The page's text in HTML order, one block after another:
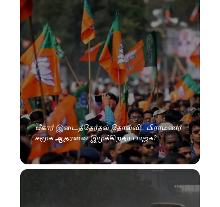
பீகார் இடைத்தேர்தல் தோல்வி.. பிராமணர்
சமூக ஆதரவை இழக்கிறதா பாஜக?